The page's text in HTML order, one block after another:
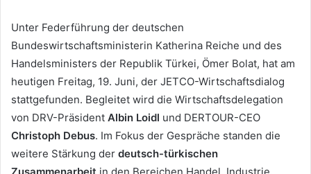
Unter Federführung der deutschen
Bundeswirtschaftsministerin Katherina Reiche und des
Handelsministers der Republik Türkei, Ömer Bolat, hat am
heutigen Freitag, 19. Juni, der JETCO-Wirtschaftsdialog
stattgefunden. Begleitet wird die Wirtschaftsdelegation
von DRV-Präsident Albin Loidl und DERTOUR-CEO
Christoph Debus. Im Fokus der Gespräche standen die
weitere Stärkung der deutsch-türkischen